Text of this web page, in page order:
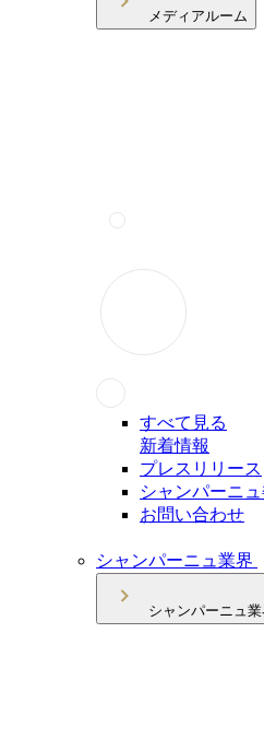
メディアルーム
すべて見る
新着情報
プレスリリース
シャンパーニ
お問い合わせ
シャンパーニュ業界
シャンパーニュ業